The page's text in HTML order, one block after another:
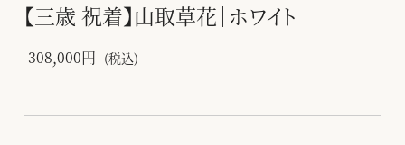
【三歳 祝着】山取草花｜ホワイト
308,000円 (税込)